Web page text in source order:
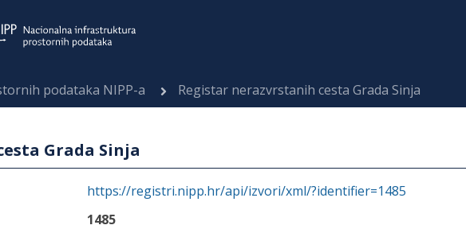
podataka NIPP-a Registar nerazvrstanih cesta Grada Sinja
Grada Sinja
https://registri.nipp.hr/api/izvori/xml/?identifier=1485
1485